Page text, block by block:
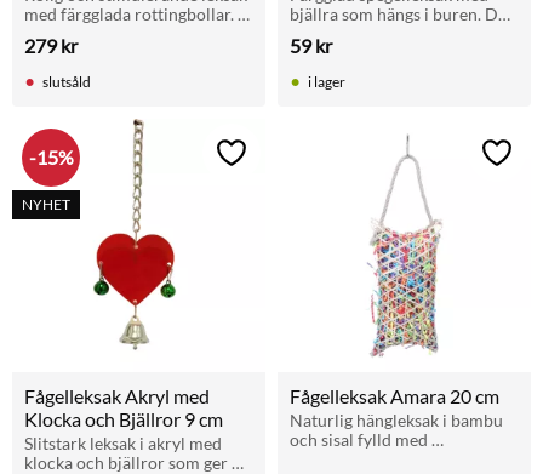
med färgglada rottingbollar.
papegoja. Total längd: 55 cm.
279kr
slutsåld
bjällra som hängs i buren. Du
vilken det blir är en rolig
överraskning!
59kr
i lager
Fågelleksak Akryl med
Klocka och Bjällror 9 cm
Slitstark leksak i akryl med
klocka och bjällror som ger
15%
NYHET
Lägg till i favoriter
Fågelleksak Amara 20 cm
Naturlig hängleksak i bambu
och sisal fylld med
Lägg